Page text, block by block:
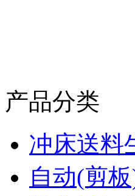
产品分类
冲床送料
自动(剪